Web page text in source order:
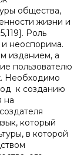
общества,
жизни и
Роль
неоспорима.
изданием, а
пользователю
Необходимо
к созданию
на
который
в которой